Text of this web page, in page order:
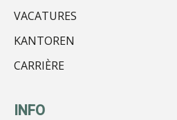
VACATURES
KANTOREN
CARRIÈRE
INFO